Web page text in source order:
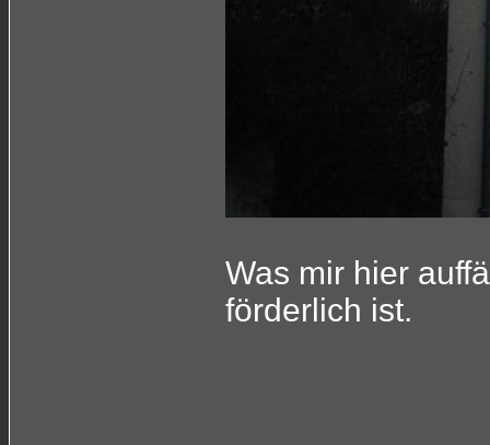
Was mir hier
förderlich ist.